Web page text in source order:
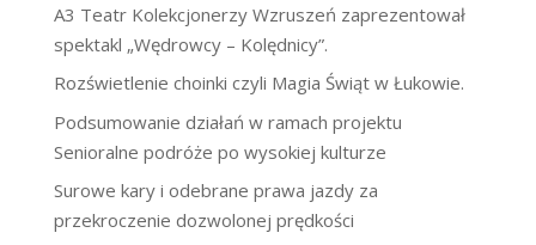
A3 Teatr Kolekcjonerzy Wzruszeń zaprezentował
spektakl „Wędrowcy – Kolędnicy”.
Rozświetlenie choinki czyli Magia Świąt w Łukowie.
Podsumowanie działań w ramach projektu
Senioralne podróże po wysokiej kulturze
Surowe kary i odebrane prawa jazdy za
przekroczenie dozwolonej prędkości